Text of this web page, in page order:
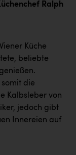
Ralph
Küche
beliebte
die
Kalbsleber von
jedoch gibt
Innereien auf